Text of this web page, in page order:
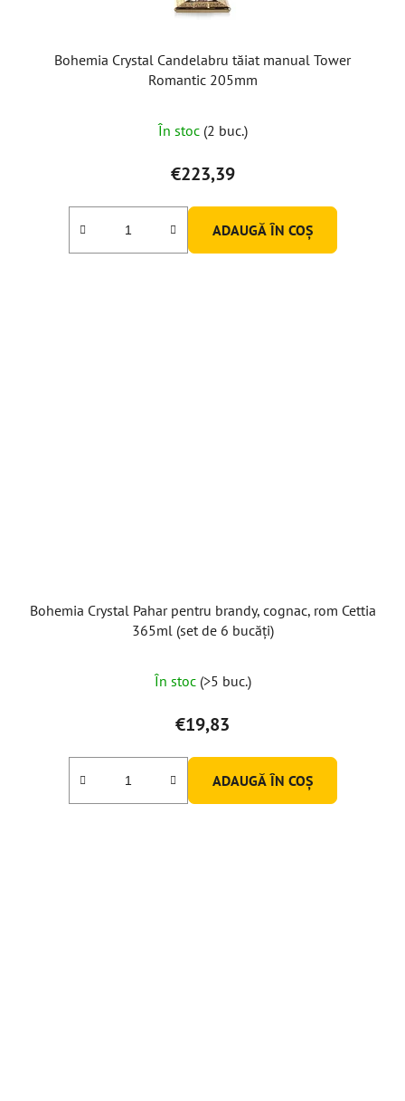
Bohemia Crystal Candelabru tăiat manual Tower
Romantic 205mm
În stoc (2 buc.)
€223,39
ADAUGĂ ÎN COŞ
Bohemia Crystal Pahar pentru brandy, cognac, rom Cettia
365ml (set de 6 bucăți)
În stoc (>5 buc.)
€19,83
ADAUGĂ ÎN COŞ